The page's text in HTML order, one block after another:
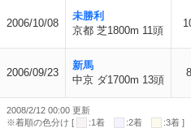
2006/10/08
未勝利
京都 芝1800m 11頭
2006/09/23
新馬
中京 ダ1700m 13頭
8
2008/2/12 00:00 更新
※着順の色分け [
:1着 :2着
:3着 ]